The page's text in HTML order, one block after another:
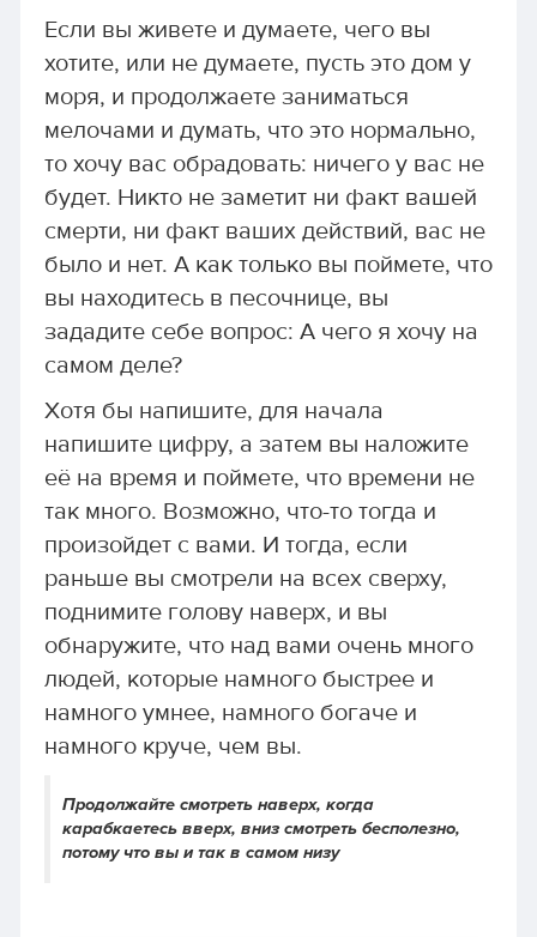
Если вы живете и думаете, чего вы
хотите, или не думаете, пусть это дом у
моря, и продолжаете заниматься
мелочами и думать, что это нормально,
то хочу вас обрадовать: ничего у вас не
будет. Никто не заметит ни факт вашей
смерти, ни факт ваших действий, вас не
было и нет. А как только вы поймете, что
вы находитесь в песочнице, вы
зададите себе вопрос: А чего я хочу на
самом деле?
Хотя бы напишите, для начала
напишите цифру, а затем вы наложите
её на время и поймете, что времени не
так много. Возможно, что-то тогда и
произойдет с вами. И тогда, если
раньше вы смотрели на всех сверху,
поднимите голову наверх, и вы
обнаружите, что над вами очень много
людей, которые намного быстрее и
намного умнее, намного богаче и
намного круче, чем вы.
Продолжайте смотреть наверх, когда
карабкаетесь вверх, вниз смотреть бесполезно,
потому что вы и так в самом низу